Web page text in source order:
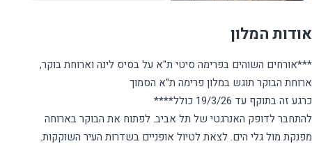
אודות המלון
***אורחים השוהים בפרימה סיטי ת"א על בסיס לינה וארוחת בוקר,
להתחבר לדופק האנרגטי של תל אביב. לפתוח את הבוקר בארוחה
מפנקת מול גלי הים. לצאת לטיול אופניים בשדרות העיר השוקקות.